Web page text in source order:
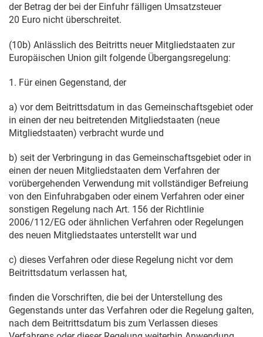
der Betrag der bei der Einfuhr fälligen Umsatzsteuer
20 Euro nicht überschreitet.
(10b) Anlässlich des Beitritts neuer Mitgliedstaaten zur
Europäischen Union gilt folgende Übergangsregelung:
1. Für einen Gegenstand, der
a) vor dem Beitrittsdatum in das Gemeinschaftsgebiet oder
in einen der neu beitretenden Mitgliedstaaten (neue
Mitgliedstaaten) verbracht wurde und
b) seit der Verbringung in das Gemeinschaftsgebiet oder in
einen der neuen Mitgliedstaaten dem Verfahren der
vorübergehenden Verwendung mit vollständiger Befreiung
von den Einfuhrabgaben oder einem Verfahren oder einer
sonstigen Regelung nach Art. 156 der Richtlinie
2006/112/EG oder ähnlichen Verfahren oder Regelungen
des neuen Mitgliedstaates unterstellt war und
c) dieses Verfahren oder diese Regelung nicht vor dem
Beitrittsdatum verlassen hat,
finden die Vorschriften, die bei der Unterstellung des
Gegenstands unter das Verfahren oder die Regelung galten,
nach dem Beitrittsdatum bis zum Verlassen dieses